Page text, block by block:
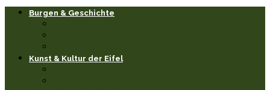
Burgen & Geschichte
Kunst & Kultur der Eifel